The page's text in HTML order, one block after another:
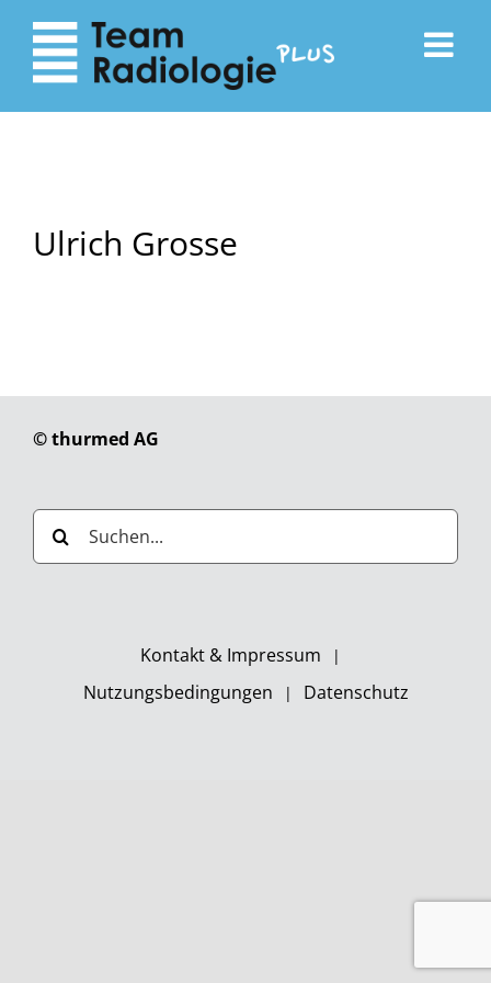
zum
Inhalt
Navigation
Ulrich Grosse
© thurmed AG
Suche
nach:
Kontakt & Impressum
Nutzungsbedingungen
Datenschutz